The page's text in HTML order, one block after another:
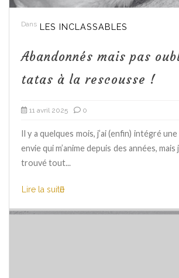
Dans LES INCLASSABLES
Abandonnés mais pas
tatas à la rescousse !
11 avril 2025 0
Il y a quelques mois, j’ai (enfin) intégré
envie qui m’anime depuis des années, mais
trouvé tout...
Lire la suite